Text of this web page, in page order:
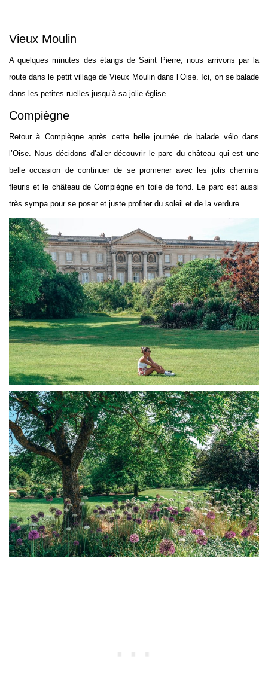
Vieux Moulin
A quelques minutes des étangs de Saint Pierre, nous arrivons par la
route dans le petit village de Vieux Moulin dans l’Oise. Ici, on se balade
dans les petites ruelles jusqu’à sa jolie église.
Compiègne
Retour à Compiègne après cette belle journée de balade vélo dans
l’Oise. Nous décidons d’aller découvrir le parc du château qui est une
belle occasion de continuer de se promener avec les jolis chemins
fleuris et le château de Compiègne en toile de fond. Le parc est aussi
très sympa pour se poser et juste profiter du soleil et de la verdure.